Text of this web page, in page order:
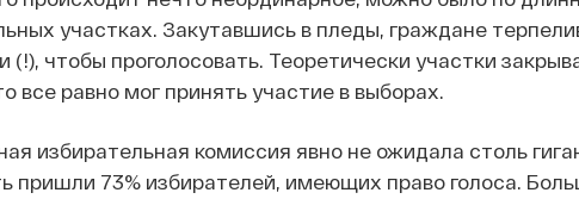
участках. Закутавшись в пледы, граждане
(!), чтобы проголосовать. Теоретически участки
все равно мог принять участие в выборах.
избирательная комиссия явно не ожидала столь
пришли 73% избирателей, имеющих право голоса.